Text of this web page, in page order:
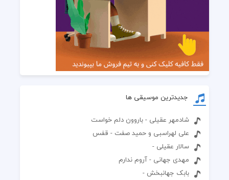
جدیدترین موسیقی ها
شادمهر عقیلی - باروون دلم خواست
علی لهراسبی و حمید صفت - قفس
سالار عقیلی -
مهدی جهانی - آروم ندارم
بابک جهانبخش -